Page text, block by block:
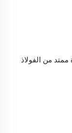
من الفولاذ